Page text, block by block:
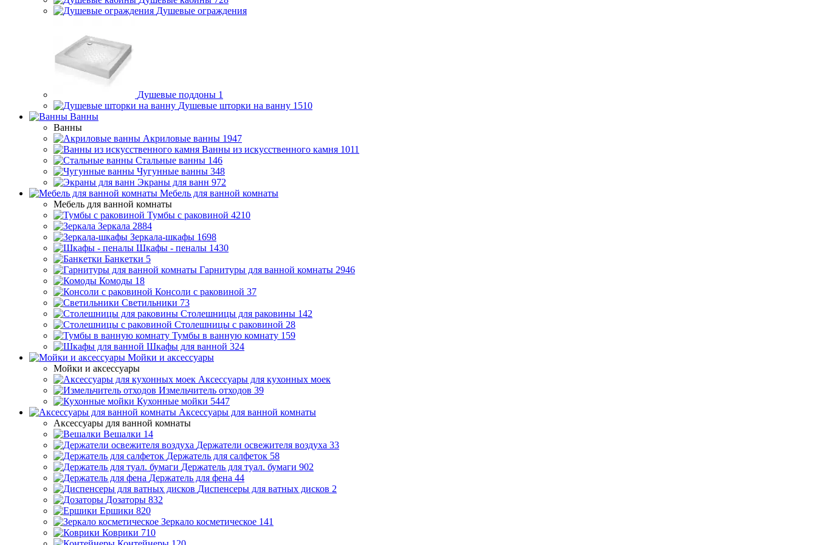
Душевые ограждения
Душевые поддоны 1
Душевые шторки на ванну 1510
Ванны
Ванны
Акриловые ванны 1947
Ванны из искусственного камня 1011
Стальные ванны 146
Чугунные ванны 348
Экраны для ванн 972
Мебель для ванной комнаты
Мебель для ванной комнаты
Тумбы с раковиной 4210
Зеркала 2884
Зеркала-шкафы 1698
Шкафы - пеналы 1430
Банкетки 5
Гарнитуры для ванной комнаты 2946
Комоды 18
Консоли с раковиной 37
Светильники 73
Столешницы для раковины 142
Столешницы с раковиной 28
Тумбы в ванную комнату 159
Шкафы для ванной 324
Мойки и аксессуары
Мойки и аксессуары
Аксессуары для кухонных моек
Измельчитель отходов 39
Кухонные мойки 5447
Аксессуары для ванной комнаты
Аксессуары для ванной комнаты
Вешалки 14
Держатели освежителя воздуха 33
Держатель для салфеток 58
Держатель для туал. бумаги 902
Держатель для фена 44
Диспенсеры для ватных дисков 2
Дозаторы 832
Ершики 820
Зеркало косметическое 141
Коврики 710